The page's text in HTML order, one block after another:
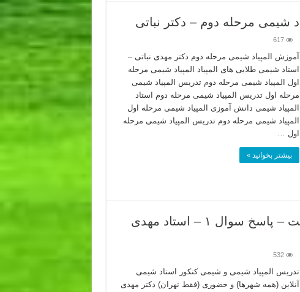
617
آموزش المپیاد شیمی مرحله دوم دکتر مهدی نباتی –
استاد شیمی طلایی های المپیاد المپیاد شیمی مرحله
اول المپیاد شیمی مرحله دوم تدریس المپیاد شیمی
مرحله اول تدریس المپیاد شیمی مرحله دوم استاد
المپیاد شیمی دانش آموزی المپیاد شیمی مرحله اول
المپیاد شیمی مرحله دوم تدریس المپیاد شیمی مرحله
اول …
بیشتر بخوانید »
المپیاد شیمی مرحله دوم ۱۴۰۲ اردیبهشت – پاسخ سوال ۱ – استاد مهدی
532
تدریس المپیاد شیمی و شیمی کنکور استاد شیمی
آنلاین (همه شهرها) و حضوری (فقط تهران) دکتر مهدی